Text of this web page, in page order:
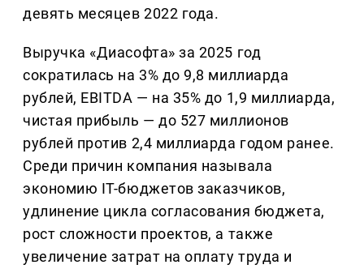
девять месяцев 2022 года.
Выручка «Диасофта» за 2025 год
сократилась на 3% до 9,8 миллиарда
рублей, EBITDA — на 35% до 1,9 миллиарда,
чистая прибыль — до 527 миллионов
рублей против 2,4 миллиарда годом ранее.
Среди причин компания называла
экономию IT-бюджетов заказчиков,
удлинение цикла согласования бюджета,
рост сложности проектов, а также
увеличение затрат на оплату труда и